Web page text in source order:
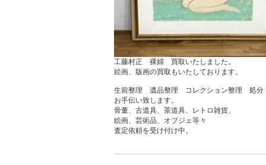
工藤村正 裸婦 買取いたしました。
絵画、版画の買取もいたしております。
生前整理 遺品整理 コレクション整理 処
お手伝い致します。
骨董、古道具、茶道具、レトロ雑貨、
絵画、芸術品、オブジェ等々
査定依頼を受け付け中。